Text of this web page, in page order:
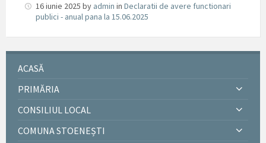
16 iunie 2025 by admin in Declaratii de avere functionari
publici - anual pana la 15.06.2025
ACASĂ
PRIMĂRIA
CONSILIUL LOCAL
COMUNA STOENEȘTI